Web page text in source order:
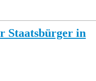
Staatsbürger in